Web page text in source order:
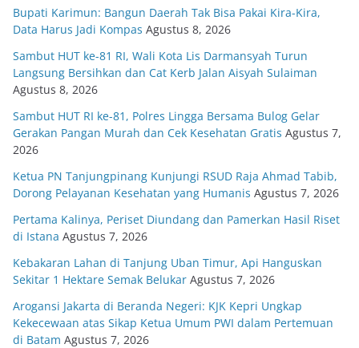
Bupati Karimun: Bangun Daerah Tak Bisa Pakai Kira-Kira,
Data Harus Jadi Kompas Agustus 8, 2026
Sambut HUT ke-81 RI, Wali Kota Lis Darmansyah Turun
Langsung Bersihkan dan Cat Kerb Jalan Aisyah Sulaiman
Agustus 8, 2026
Sambut HUT RI ke-81, Polres Lingga Bersama Bulog Gelar
Gerakan Pangan Murah dan Cek Kesehatan Gratis Agustus 7,
2026
Ketua PN Tanjungpinang Kunjungi RSUD Raja Ahmad Tabib,
Dorong Pelayanan Kesehatan yang Humanis Agustus 7, 2026
Pertama Kalinya, Periset Diundang dan Pamerkan Hasil Riset
di Istana Agustus 7, 2026
Kebakaran Lahan di Tanjung Uban Timur, Api Hanguskan
Sekitar 1 Hektare Semak Belukar Agustus 7, 2026
Arogansi Jakarta di Beranda Negeri: KJK Kepri Ungkap
Kekecewaan atas Sikap Ketua Umum PWI dalam Pertemuan
di Batam Agustus 7, 2026